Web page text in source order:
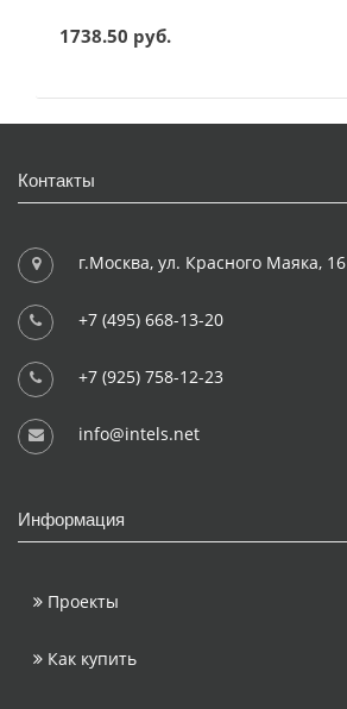
1738.50 руб.
Контакты
г.Москва, ул. Красного Маяка, 16
+7 (495) 668-13-20
+7 (925) 758-12-23
info@intels.net
Информация
Проекты
Как купить